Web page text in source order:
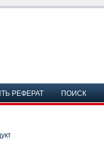
РЕФЕРАТ ПОИСК